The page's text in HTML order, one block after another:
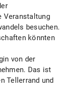
Veranstaltung
besuchen.
könnten
von der
Das ist
Tellerrand und